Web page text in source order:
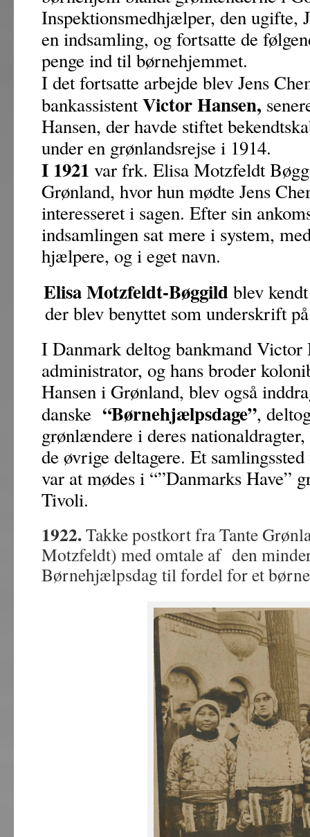
Inspektionsmedhjælper, den ugifte,
en indsamling, og fortsatte de
penge ind til børnehjemmet.
I det fortsatte arbejde blev Jens
bankassistentVictorHansen,
Hansen, der havde stiftet
under en grønlandsrejse i 1914.
I 1921 var frk. Elisa Motzfeldt
Grønland, hvor hun mødte Jens
interesseret i sagen. Efter sin
indsamlingen sat mere i system,
hjælpere, og i eget navn.
Elisa Motzfeldt-Bøggildblev kendt
der blev benyttet som underskrift
I Danmark deltog bankmand Victor
administrator, og hans broder
Hansen i Grønland, blev også
danske “Børnehjælpsdage”,
grønlændere i deres
de øvrige deltagere. Et
var at mødes i “”Danmarks Have”
Tivoli.
1922.Takke postkort fra Tante
Motzfeldt) med omtale af den
Børnehjælpsdag til fordel for et